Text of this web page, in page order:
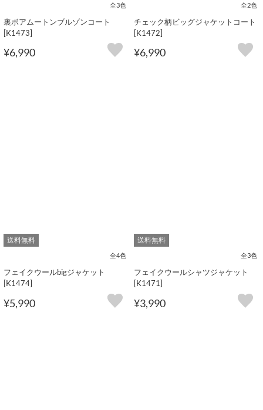
全3色
裏ボアムートンブルゾンコート
[K1473]
¥6,990
全2色
チェック柄ビッグジャケットコート
[K1472]
¥6,990
送料無料
全4色
フェイクウールbigジャケット
[K1474]
¥5,990
送料無料
全3色
フェイクウールシャツジャケット
[K1471]
¥3,990